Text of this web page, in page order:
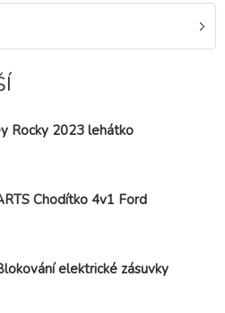
Rocky 2023 lehátko
Chodítko 4v1 Ford
6m+, 12 kg
elektrické zásuvky